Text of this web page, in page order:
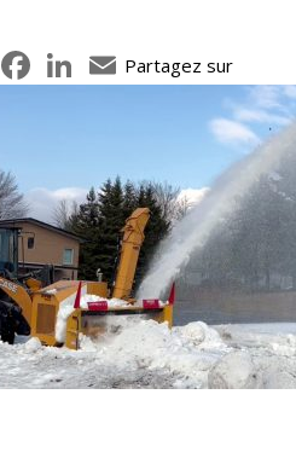
Partagez sur
TwitterFacebookLinkedInEmail